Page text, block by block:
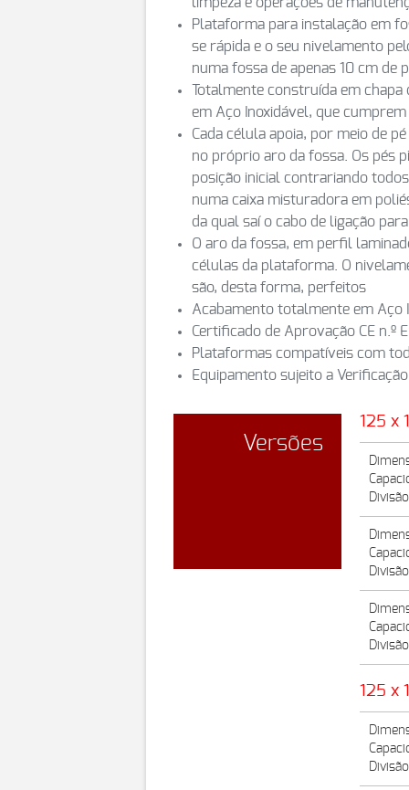
Plataforma para instalação em
se rápida e o seu nivelamento
numa fossa de apenas 10 cm de
Totalmente construída em
em Aço Inoxidável, que
Cada célula apoia, por meio de
no próprio aro da fossa. Os pés
posição inicial contrariando
numa caixa misturadora em
da qual saí o cabo de ligação
O aro da fossa, em perfil
células da plataforma. O
são, desta forma, perfeitos
Acabamento totalmente em Aço
Certificado de Aprovação CE n.º
Plataformas compatíveis com
Equipamento sujeito a Verificação
Versões
125 x
125 x